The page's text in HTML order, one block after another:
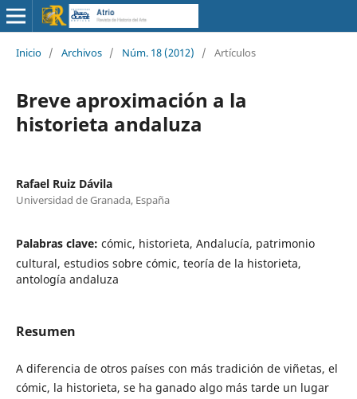
Inicio / Archivos / Núm. 18 (2012) / Artículos
Breve aproximación a la
historieta andaluza
Rafael Ruiz Dávila
Universidad de Granada, España
Palabras clave: cómic, historieta, Andalucía, patrimonio
cultural, estudios sobre cómic, teoría de la historieta,
antología andaluza
Resumen
A diferencia de otros países con más tradición de viñetas, el
cómic, la historieta, se ha ganado algo más tarde un lugar